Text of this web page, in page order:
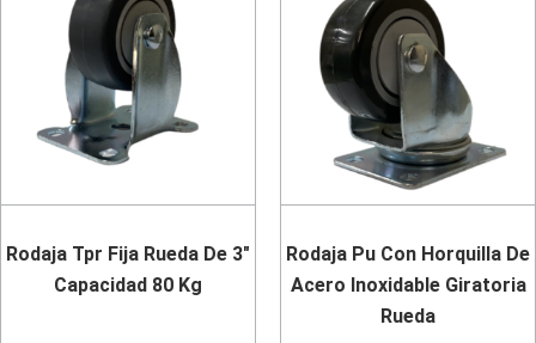
Rodaja Tpr Fija Rueda De 3″
Capacidad 80 Kg
Rodaja Pu Con Horquilla De
Acero Inoxidable Giratoria
Rueda